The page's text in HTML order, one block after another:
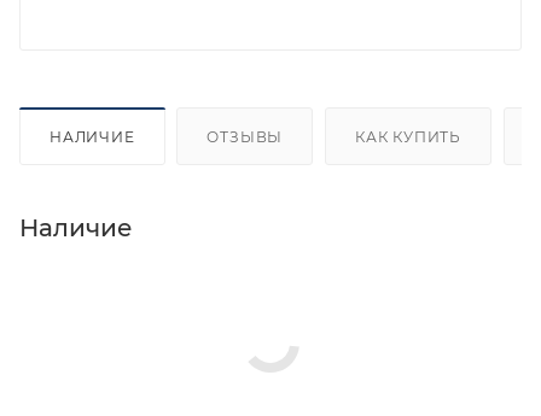
НАЛИЧИЕ ОТЗЫВЫ КАК КУПИТЬ
Наличие